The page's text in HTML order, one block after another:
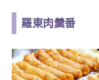
羅東肉羹番